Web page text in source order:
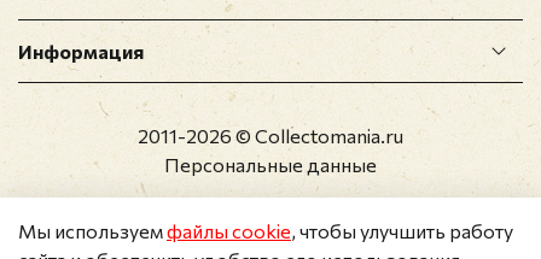
Информация
2011-2026 © Collectomania.ru
Персональные данные
Мы используемфайлы cookie, чтобы улучшить работу